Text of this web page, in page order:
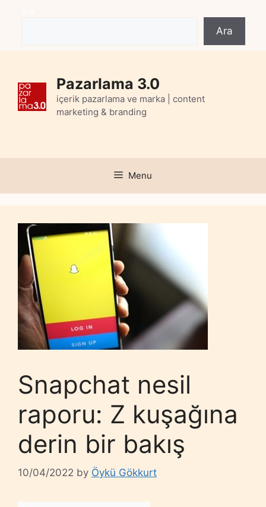
Ara
Pazarlama 3.0
içerik pazarlama ve marka | content
marketing & branding
Menu
Snapchat nesil
raporu: Z kuşağına
derin bir bakış
10/04/2022 by Öykü Gökkurt